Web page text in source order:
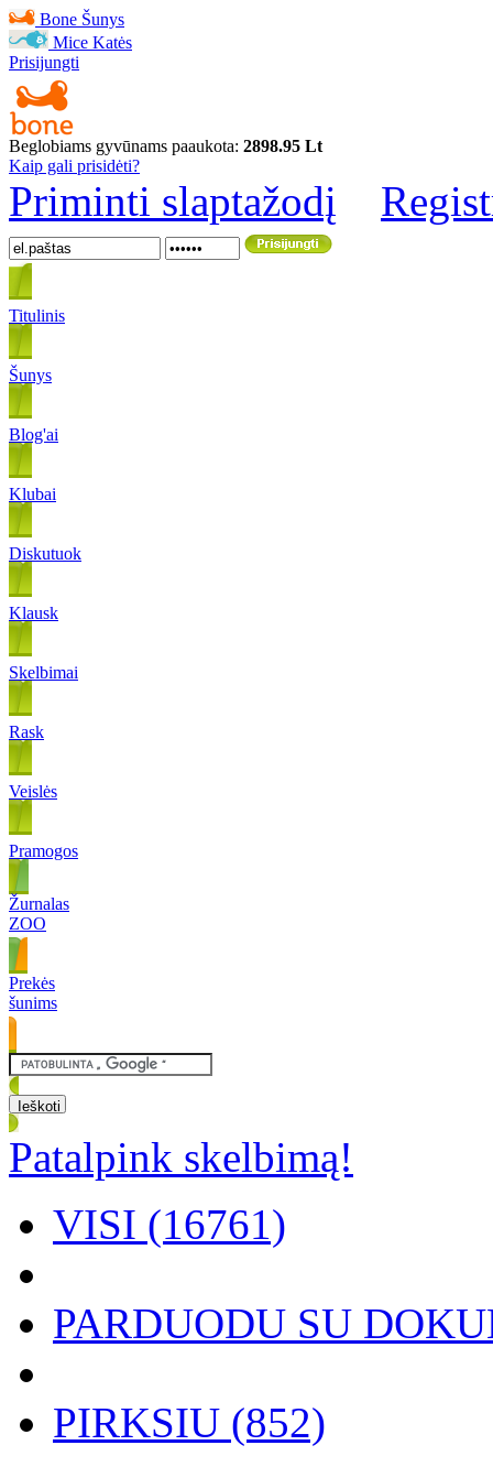
Bone Šunys
Mice Katės
Prisijungti
Beglobiams gyvūnams paaukota: 2898.95 Lt
Kaip gali prisidėti?
Priminti slaptažodį
Titulinis
Šunys
Blog'ai
Klubai
Diskutuok
Klausk
Skelbimai
Rask
Veislės
Pramogos
Žurnalas
ZOO
Prekės
šunims
Patalpink skelbimą!
VISI (16761)
PARDUODU SU
PIRKSIU (852)